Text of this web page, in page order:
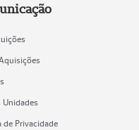
Unidades
de Privacidade